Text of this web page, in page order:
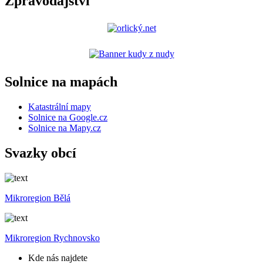
Solnice na mapách
Katastrální mapy
Solnice na Google.cz
Solnice na Mapy.cz
Svazky obcí
Mikroregion Bělá
Mikroregion Rychnovsko
Kde nás najdete